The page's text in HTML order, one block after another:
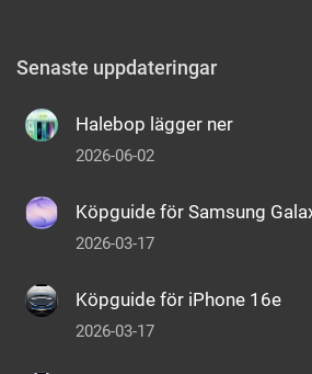
Senaste uppdateringar
Halebop lägger ner
2026-06-02
Köpguide för Samsung
2026-03-17
Köpguide för iPhone 16e
2026-03-17